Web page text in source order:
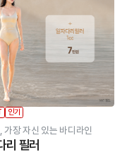
얼굴의 분위기를 설계